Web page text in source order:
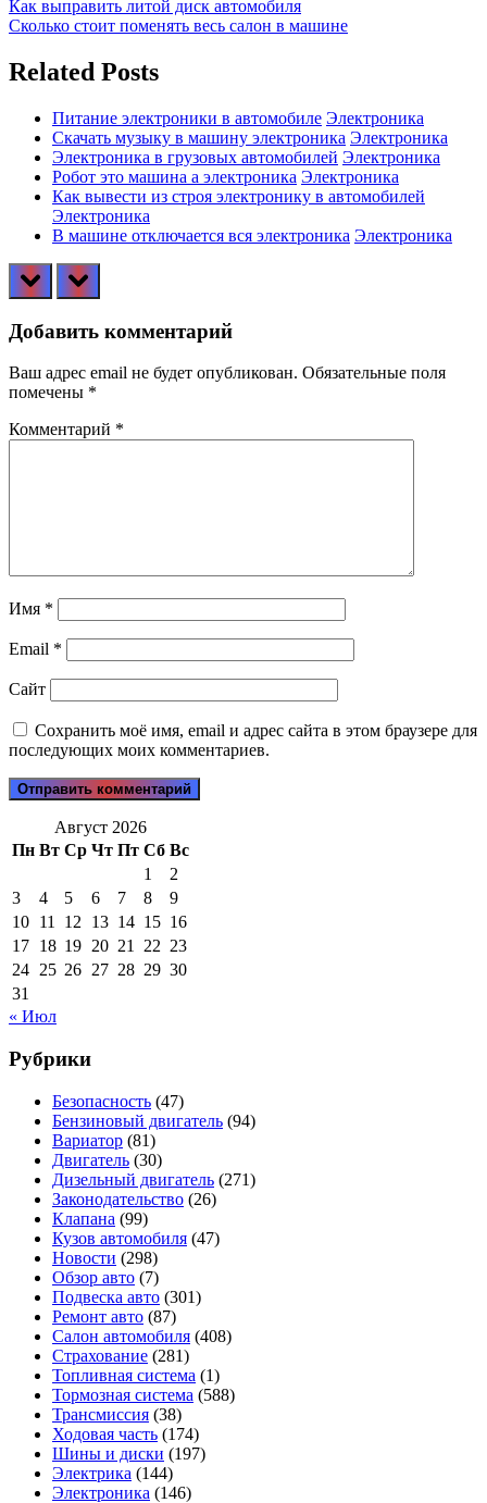
Навигация
по
записям
Previous
Post:
Как выправить литой диск автомобиля
Next
Сколько стоит поменять весь салон в машине
Related Posts
Питание электроники в автомобиле Электроника
Скачать музыку в машину электроника Электроника
Электроника в грузовых автомобилей Электроника
Робот это машина а электроника Электроника
Как вывести из строя электронику в автомобилей
Электроника
В машине отключается вся электроника Электроника
prev next
Добавить комментарий
Ваш адрес email не будет опубликован. Обязательные поля
помечены *
Комментарий *
Имя *
Email *
Сайт
Сохранить моё имя, email и адрес сайта в этом браузере для
последующих моих комментариев.
Август 2026
Пн Вт Ср Чт Пт Сб Вс
1
2
3
4 5 6 7 8
9
10 11 12 13 14 15 16
17 18 19 20 21 22 23
24 25 26 27 28 29 30
31
« Июл
Рубрики
Безопасность (47)
Бензиновый двигатель (94)
Вариатор (81)
Двигатель (30)
Дизельный двигатель (271)
Законодательство (26)
Клапана (99)
Кузов автомобиля (47)
Новости (298)
Обзор авто (7)
Подвеска авто (301)
Ремонт авто (87)
Салон автомобиля (408)
Страхование (281)
Топливная система (1)
Тормозная система (588)
Трансмиссия (38)
Ходовая часть (174)
Шины и диски (197)
Электрика (144)
Электроника (146)